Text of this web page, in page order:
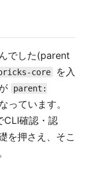
でした(parent
core
を入
parent:
っています。
CLI確認・認
を押さえ、そこ